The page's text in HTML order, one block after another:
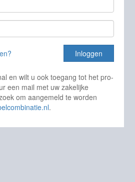
Inloggen
en wilt u ook toegang tot het pro-
een mail met uw zakelijke
om aangemeld te worden
.